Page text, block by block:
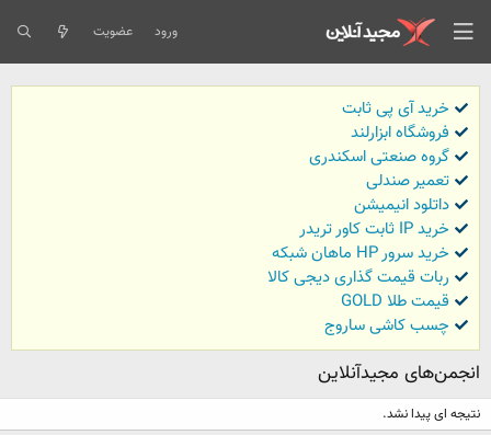
ورود عضویت
خرید آی پی ثابت
فروشگاه ابزارلند
گروه صنعتی اسکندری
تعمیر صندلی
داتلود انیمیشن
خرید IP ثابت کاور تریدر
خرید سرور HP ماهان شبکه
ربات قیمت گذاری دیجی کالا
قیمت طلا GOLD
چسب کاشی ساروج
انجمن‌های مجیدآنلاین
نتیجه ای پیدا نشد.